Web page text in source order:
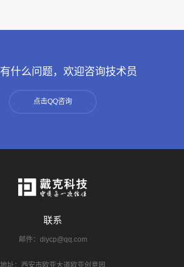
什么问题，欢迎咨询技术员
点击QQ咨询
联系
邮件：diycp@qq.com
地址：西安市欧亚大道欧亚创意园